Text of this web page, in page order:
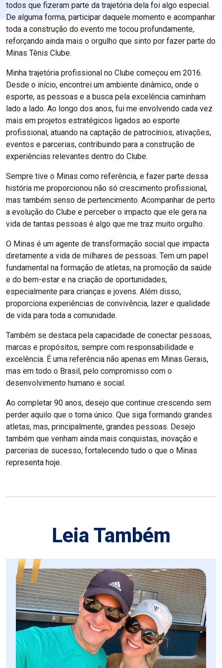
todos que fizeram parte da trajetória dela foi algo especial.
De alguma forma, participar daquele momento e acompanhar
toda a construção do evento me tocou profundamente,
reforçando ainda mais o orgulho que sinto por fazer parte do
Minas Tênis Clube.
Minha trajetória profissional no Clube começou em 2016.
Desde o início, encontrei um ambiente dinâmico, onde o
esporte, as pessoas e a busca pela excelência caminham
lado a lado. Ao longo dos anos, fui me envolvendo cada vez
mais em projetos estratégicos ligados ao esporte
profissional, atuando na captação de patrocínios, ativações,
eventos e parcerias, contribuindo para a construção de
experiências relevantes dentro do Clube.
Sempre tive o Minas como referência, e fazer parte dessa
história me proporcionou não só crescimento profissional,
mas também senso de pertencimento. Acompanhar de perto
a evolução do Clube e perceber o impacto que ele gera na
vida de tantas pessoas é algo que me traz muito orgulho.
O Minas é um agente de transformação social que impacta
diretamente a vida de milhares de pessoas. Tem um papel
fundamental na formação de atletas, na promoção da saúde
e do bem-estar e na criação de oportunidades,
especialmente para crianças e jovens. Além disso,
proporciona experiências de convivência, lazer e qualidade
de vida para toda a comunidade.
Também se destaca pela capacidade de conectar pessoas,
marcas e propósitos, sempre com responsabilidade e
excelência. É uma referência não apenas em Minas Gerais,
mas em todo o Brasil, pelo compromisso com o
desenvolvimento humano e social.
Ao completar 90 anos, desejo que continue crescendo sem
perder aquilo que o torna único. Que siga formando grandes
atletas, mas, principalmente, grandes pessoas. Desejo
também que venham ainda mais conquistas, inovação e
parcerias de sucesso, fortalecendo tudo o que o Minas
representa hoje.
Leia Também